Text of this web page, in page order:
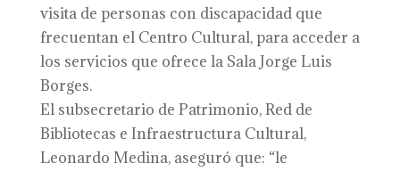
visita de personas con discapacidad que
frecuentan el Centro Cultural, para acceder a
los servicios que ofrece la Sala Jorge Luis
Borges.
El subsecretario de Patrimonio, Red de
Bibliotecas e Infraestructura Cultural,
Leonardo Medina, aseguró que: “le